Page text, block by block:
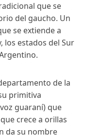
que se
del gaucho. Un
se extiende a
los estados del Sur
de la
primitiva
guaraní) que
crece a orillas
da su nombre